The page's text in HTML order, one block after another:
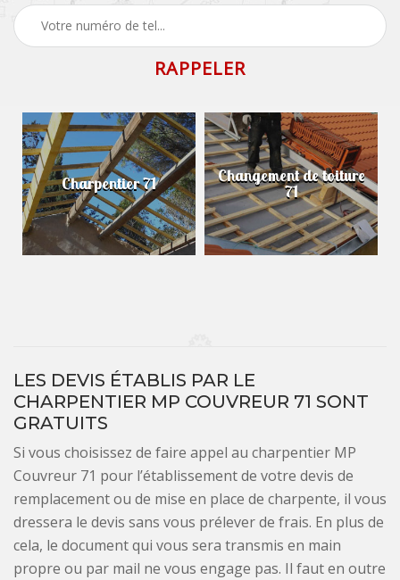
Charpentier 71 Changement de toiture
71
LES DEVIS ÉTABLIS PAR LE
CHARPENTIER MP COUVREUR 71 SONT
GRATUITS
Si vous choisissez de faire appel au charpentier MP
Couvreur 71 pour l’établissement de votre devis de
remplacement ou de mise en place de charpente, il vous
dressera le devis sans vous prélever de frais. En plus de
cela, le document qui vous sera transmis en main
propre ou par mail ne vous engage pas. Il faut en outre